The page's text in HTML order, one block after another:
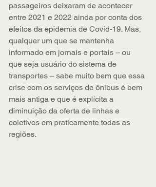
passageiros deixaram de acontecer
entre 2021 e 2022 ainda por conta dos
efeitos da epidemia de Covid-19. Mas,
qualquer um que se mantenha
informado em jornais e portais – ou
que seja usuário do sistema de
transportes – sabe muito bem que essa
crise com os serviços de ônibus é bem
mais antiga e que é explícita a
diminuição da oferta de linhas e
coletivos em praticamente todas as
regiões.